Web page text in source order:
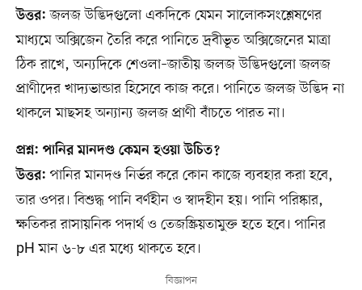
উত্তর:জলজ উদ্ভিদগুলো একদিকে যেমন সালোকসংশ্লেষণের
মাধ্যমে অক্সিজেন তৈরি করে পানিতে দ্রবীভূত অক্সিজেনের মাত্রা
ঠিক রাখে, অন্যদিকে শেওলা–জাতীয় জলজ উদ্ভিদগুলো জলজ
প্রাণীদের খাদ্যভান্ডার হিসেবে কাজ করে। পানিতে জলজ উদ্ভিদ না
থাকলে মাছসহ অন্যান্য জলজ প্রাণী বাঁচতে পারত না।
প্রশ্ন: পানির মানদণ্ড কেমন হওয়া উচিত?
উত্তর: পানির মানদণ্ড নির্ভর করে কোন কাজে ব্যবহার করা হবে,
তার ওপর। বিশুদ্ধ পানি বর্ণহীন ও স্বাদহীন হয়। পানি পরিষ্কার,
ক্ষতিকর রাসায়নিক পদার্থ ও তেজস্ক্রিয়তামুক্ত হতে হবে। পানির
pH মান ৬-৮ এর মধ্যে থাকতে হবে।